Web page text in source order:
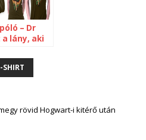
– Dr
a lány, aki
SHIRT
rövid Hogwart-i kitérő után